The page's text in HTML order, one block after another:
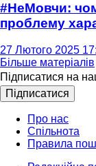
#НеМовчи:
проблему
27 Лютого 2025
Більше матеріалів
Підписатися на
Підписатися
Про нас
Спільнота
Правила